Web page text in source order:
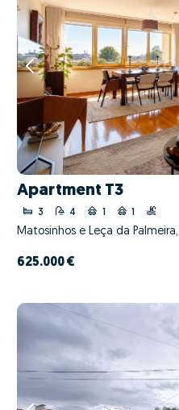
Apartment T3
3 4 1 1
Matosinhos e Leça da
625.000 €